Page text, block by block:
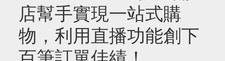
店幫手實現一站式購
物，利用直播功能創下